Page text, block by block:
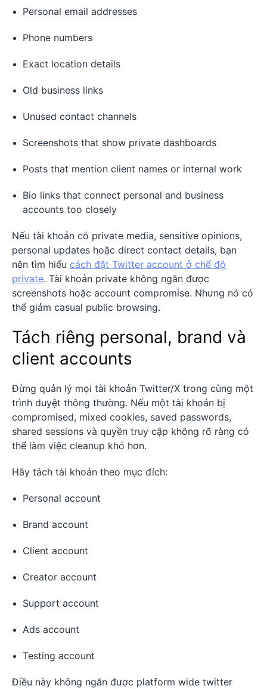
Personal email addresses
Phone numbers
Exact location details
Old business links
Unused contact channels
Screenshots that show private dashboards
Posts that mention client names or internal work
Bio links that connect personal and business
accounts too closely
Nếu tài khoản có private media, sensitive opinions,
personal updates hoặc direct contact details, bạn
nên tìm hiểu cách đặt Twitter account ở chế độ
private. Tài khoản private không ngăn được
screenshots hoặc account compromise. Nhưng nó có
thể giảm casual public browsing.
Tách riêng personal, brand và
client accounts
Đừng quản lý mọi tài khoản Twitter/X trong cùng một
trình duyệt thông thường. Nếu một tài khoản bị
compromised, mixed cookies, saved passwords,
shared sessions và quyền truy cập không rõ ràng có
thể làm việc cleanup khó hơn.
Hãy tách tài khoản theo mục đích:
Personal account
Brand account
Client account
Creator account
Support account
Ads account
Testing account
Điều này không ngăn được platform wide twitter